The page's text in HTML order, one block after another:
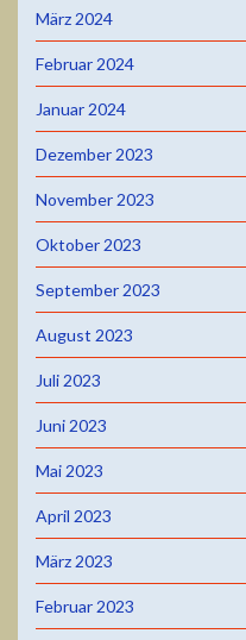
März 2024
Februar 2024
Januar 2024
Dezember 2023
November 2023
Oktober 2023
September 2023
August 2023
Juli 2023
Juni 2023
Mai 2023
April 2023
März 2023
Februar 2023